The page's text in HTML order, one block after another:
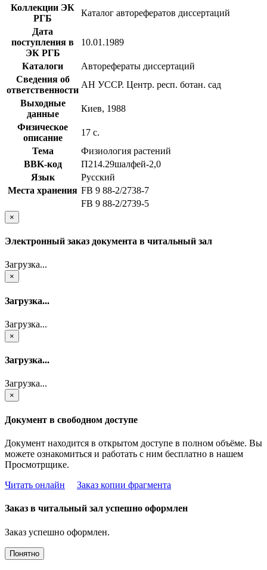
Коллекции ЭК
РГБ
Каталог авторефератов диссертаций
Дата
поступления в
ЭК РГБ
10.01.1989
Каталоги
Авторефераты диссертаций
Сведения об
ответственности
АН УССР. Центр. респ. ботан. сад
Выходные
данные
Киев, 1988
Физическое
описание
17 с.
Тема
Физиология растений
BBK-код
П214.29шалфей-2,0
Язык
Русский
Места хранения FB 9 88-2/2738-7
FB 9 88-2/2739-5
×
Электронный заказ документа в читальный зал
Загрузка...
×
Загрузка...
Загрузка...
×
Загрузка...
Загрузка...
×
Документ в свободном доступе
Документ находится в открытом доступе в полном объёме. Вы
можете ознакомиться и работать с ним бесплатно в нашем
Просмотрщике.
Читать онлайн
Заказ копии фрагмента
Заказ в читальный зал успешно оформлен
Заказ успешно оформлен.
Понятно